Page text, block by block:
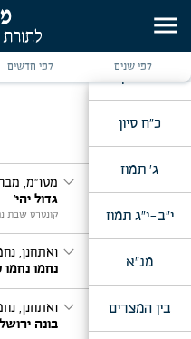
menu
לפי שנים לפי חדשים
חג השבועות
כ"ח סיון
ג' תמוז
י"ב-י"ג תמוז
מנ"א
בין המצרים
expand_more מטו"מ, מבה"ח
גדול יהי'
קונטרס שבת
expand_moreואתחנן, נחמו
נחמו נחמו
expand_moreואתחנן, נחמו
בונה